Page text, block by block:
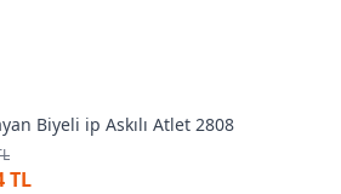
Biyeli ip Askılı Atlet 2808
TL